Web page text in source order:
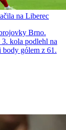
na Liberec
Brno.
kola podlehl na
gólem z 61.